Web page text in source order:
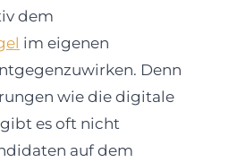
dem
im eigenen
Denn
wie die digitale
es oft nicht
auf dem